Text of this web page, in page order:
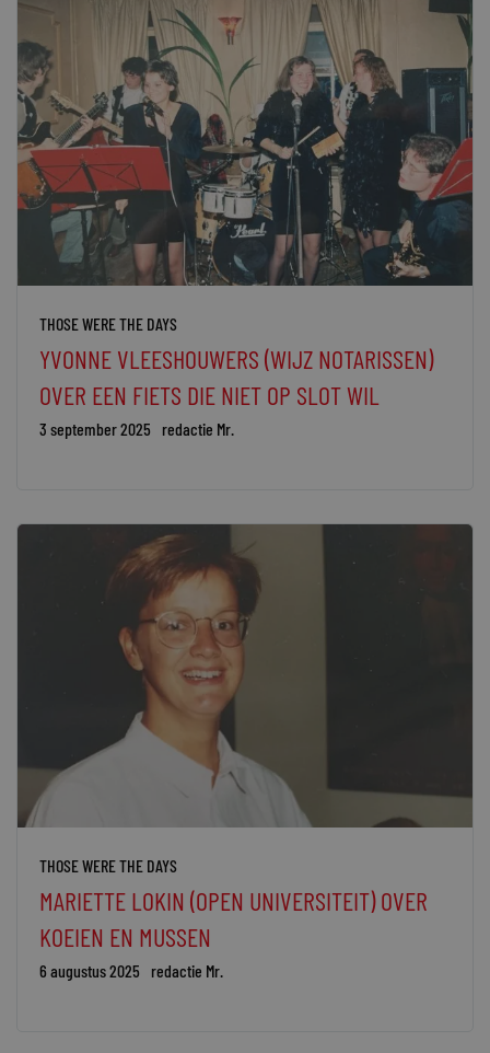
THOSE WERE THE DAYS
YVONNE VLEESHOUWERS (WIJZ NOTARISSEN)
OVER EEN FIETS DIE NIET OP SLOT WIL
3 september 2025 redactie Mr.
THOSE WERE THE DAYS
MARIETTE LOKIN (OPEN UNIVERSITEIT) OVER
KOEIEN EN MUSSEN
6 augustus 2025 redactie Mr.